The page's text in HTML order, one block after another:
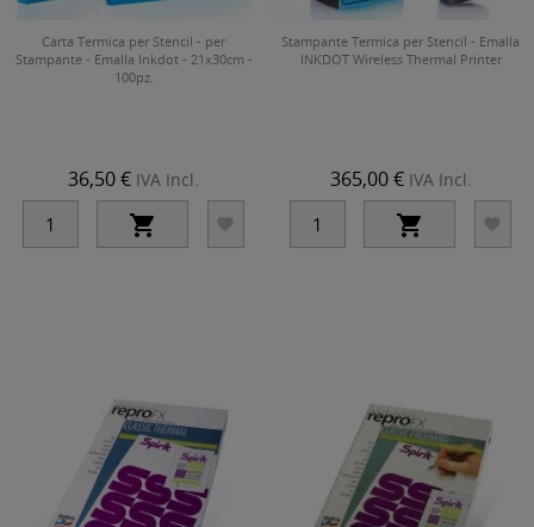
Carta Termica per Stencil - per
Stampante - Emalla Inkdot - 21x30cm -
100pz.
36,50 € IVA Incl.
 
Stampante Termica per Stencil - Emalla
INKDOT Wireless Thermal Printer
365,00 € IVA Incl.
 